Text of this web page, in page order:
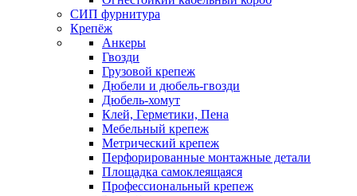
СИП фурнитура
Крепёж
Анкеры
Гвозди
Грузовой крепеж
Дюбели и дюбель-гвозди
Дюбель-хомут
Клей, Герметики, Пена
Мебельный крепеж
Метрический крепеж
Перфорированные монтажные детали
Площадка самоклеящаяся
Профессиональный крепеж